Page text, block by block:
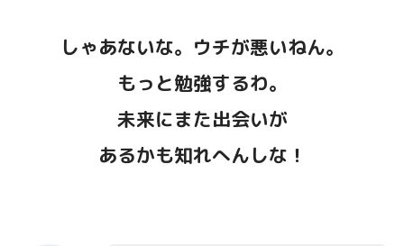
しゃあないな。ウチが悪いねん。
もっと勉強するわ。
未来にまた出会いが
あるかも知れへんしな！